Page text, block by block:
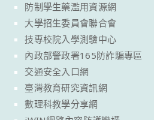
防制學生藥濫用資源網
大學招生委員會聯合會
技專校院入學測驗中心
內政部警政署165防詐騙專區
交通安全入口網
臺灣教育研究資訊網
數理科教學分享網